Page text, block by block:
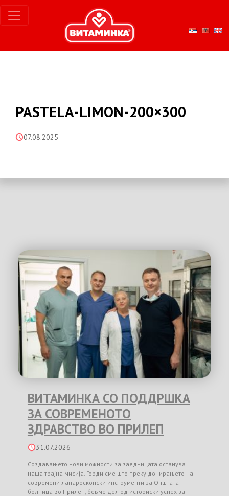
PASTELA-LIMON-200×300
07.08.2025
ВИТАМИНКА СО ПОДДРШКА
ЗА СОВРЕМЕНОТО
ЗДРАВСТВО ВО ПРИЛЕП
31.07.2026
Создавањето нови можности за заедницата останува
наша трајна мисија. Горди сме што преку донирањето на
современи лапароскопски инструменти за Општата
болница во Прилеп, бевме дел од историски успех за